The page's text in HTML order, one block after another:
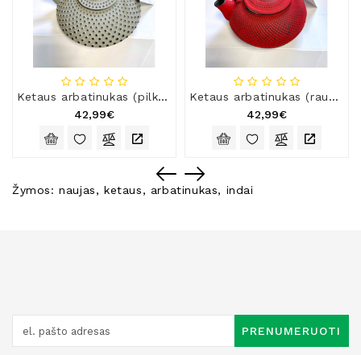
Ketaus arbatinukas (pilkas), 1,25 l
42,99€
Ketaus arbatinukas (raudonas), 1,5 l
42,99€
Žymos:naujas,ketaus, arbatinukas, indai
PRENUMERUOTI